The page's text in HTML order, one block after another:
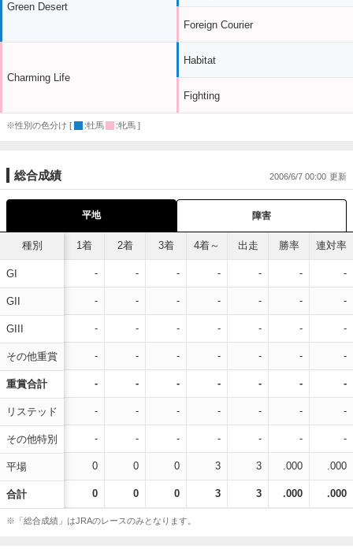
Green Desert
Charming Life
Foreign Courier
Habitat
Fighting
※性別の色分け [ :牡馬 :牝馬 ]
総合成績 2006/6/7 00:00
平地 障害
種別
GI
GII
GIII
その他重賞
重賞合計
リステッド
その他特別
平場
合計
1着 2着 3着 4着～ 出走 勝率 連対率
- - - - - - -
- - - - - - -
- - - - - - -
- - - - - - -
- - - - - - -
- - - - - - -
- - - - - - -
0 0 0 3 3 .000 .000
0 0 0 3 3 .000 .000
※「総合成績」はJRAのレースのみとなります。